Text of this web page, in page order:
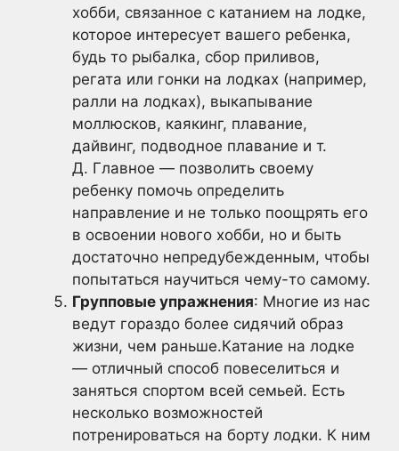
хобби, связанное с катанием на лодке,
которое интересует вашего ребенка,
будь то рыбалка, сбор приливов,
регата или гонки на лодках (например,
ралли на лодках), выкапывание
моллюсков, каякинг, плавание,
дайвинг, подводное плавание и т.
Д. Главное — позволить своему
ребенку помочь определить
направление и не только поощрять его
в освоении нового хобби, но и быть
достаточно непредубежденным, чтобы
попытаться научиться чему-то самому.
Групповые упражнения: Многие из нас
ведут гораздо более сидячий образ
жизни, чем раньше.Катание на лодке
— отличный способ повеселиться и
заняться спортом всей семьей. Есть
несколько возможностей
потренироваться на борту лодки. К ним